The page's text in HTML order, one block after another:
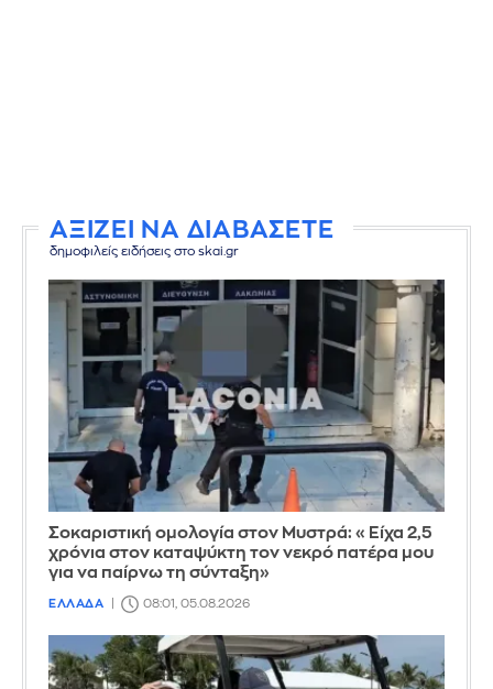
ΑΞΙΖΕΙ ΝΑ ΔΙΑΒΑΣΕΤΕ
δημοφιλείς ειδήσεις στο skai.gr
Σοκαριστική ομολογία στον Μυστρά: «Είχα 2,5
χρόνια στον καταψύκτη τον νεκρό πατέρα μου
για να παίρνω τη σύνταξη»
ΕΛΛΑΔΑ 08:01, 05.08.2026